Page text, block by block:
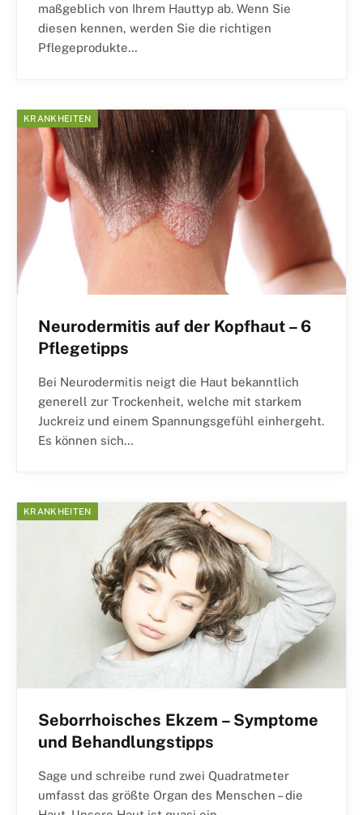
maßgeblich von Ihrem Hauttyp ab. Wenn Sie
diesen kennen, werden Sie die richtigen
Pflegeprodukte…
KRANKHEITEN
Neurodermitis auf der Kopfhaut – 6
Pflegetipps
Bei Neurodermitis neigt die Haut bekanntlich
generell zur Trockenheit, welche mit starkem
Juckreiz und einem Spannungsgefühl einhergeht.
Es können sich…
KRANKHEITEN
Seborrhoisches Ekzem – Symptome
und Behandlungstipps
Sage und schreibe rund zwei Quadratmeter
umfasst das größte Organ des Menschen – die